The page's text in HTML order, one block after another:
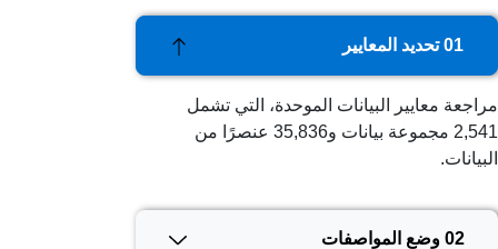
01 تحديد المعايير
مراجعة معايير البيانات الموحدة، التي تشمل
2,541 مجموعة بيانات و35,836 عنصرًا من
البيانات.
02 وضع المواصفات